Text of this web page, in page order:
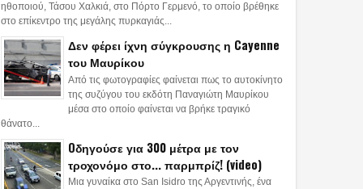
ηθοποιού, Τάσου Χαλκιά, στο Πόρτο Γερμενό, το οποίο βρέθηκε
στο επίκεντρο της μεγάλης πυρκαγιάς...
Δεν φέρει ίχνη σύγκρουσης η Cayenne
του Μαυρίκου
Από τις φωτογραφίες φαίνεται πως το αυτοκίνητο
της συζύγου του εκδότη Παναγιώτη Μαυρίκου
μέσα στο οποίο φαίνεται να βρήκε τραγικό
θάνατο...
Oδηγούσε για 300 μέτρα με τον
τροχονόμο στο... παρμπρίζ! (video)
Μια γυναίκα στο San Isidro της Αργεντινής, ένα